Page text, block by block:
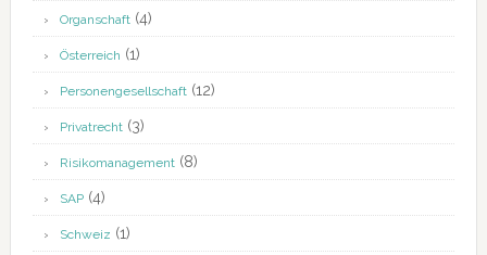
Organschaft(4)
Österreich (1)
Personengesellschaft(12)
Privatrecht(3)
Risikomanagement(8)
SAP(4)
Schweiz (1)